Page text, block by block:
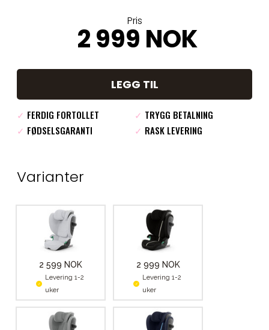
Pris
2 999 NOK
LEGG TIL
✓ FERDIG FORTOLLET ✓ TRYGG BETALNING
✓ FØDSELSGARANTI ✓ RASK LEVERING
Varianter
2 599 NOK
Levering 1-2
uker
2 999 NOK
Levering 1-2
uker